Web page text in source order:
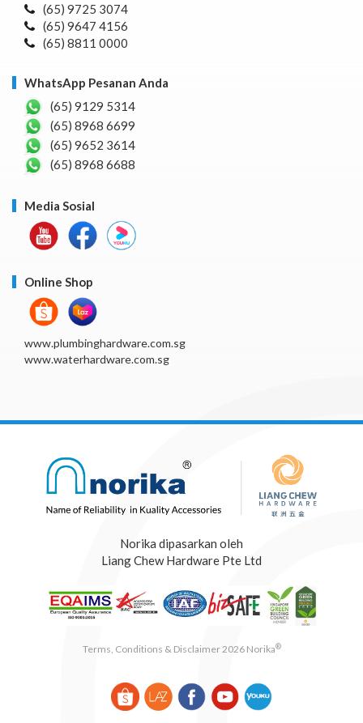
(65) 9725 3074
(65) 9647 4156
(65) 8811 0000
WhatsApp Pesanan Anda
(65) 9129 5314
(65) 8968 6699
(65) 9652 3614
(65) 8968 6688
Media Sosial
Online Shop
www.plumbinghardware.com.sg
www.waterhardware.com.sg
Norika dipasarkan oleh
Liang Chew Hardware Pte Ltd
Terms, Conditions & Disclaimer 2026 Norika®